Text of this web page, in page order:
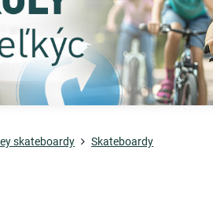
skateboardy Skateboardy